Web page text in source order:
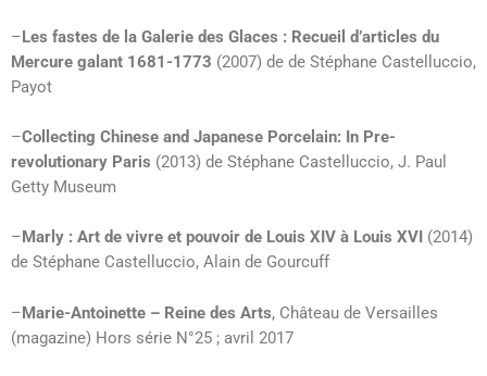
–Les fastes de la Galerie des Glaces : Recueil d’articles du
Mercure galant 1681-1773 (2007) de de Stéphane Castelluccio,
Payot
–Collecting Chinese and Japanese Porcelain: In Pre-
revolutionary Paris (2013) de Stéphane Castelluccio, J. Paul
Getty Museum
–Marly : Art de vivre et pouvoir de Louis XIV à Louis XVI (2014)
de Stéphane Castelluccio, Alain de Gourcuff
–Marie-Antoinette – Reine des Arts, Château de Versailles
(magazine) Hors série N°25 ; avril 2017